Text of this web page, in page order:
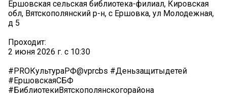
Ершовская сельская библиотека-филиал, Кировская
обл, Вятскополянский р-н, с Ершовка, ул Молодежная,
д 5
Проходит:
2 июня 2026 г. с 10:30
#PROКультураРФ@vprcbs #Деньзащитыдетей
#ЕршовскаяСБФ
#БиблиотекиВятскополянскогорайона